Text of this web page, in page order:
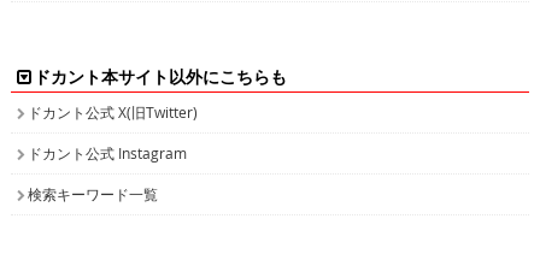
ドカント本サイト以外にこちらも
ドカント公式 X(旧Twitter)
ドカント公式 Instagram
検索キーワード一覧